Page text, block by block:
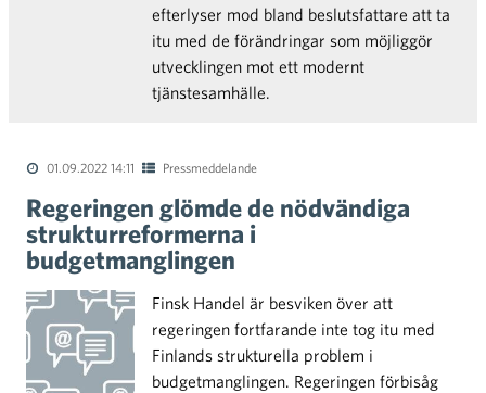
efterlyser mod bland beslutsfattare att ta
itu med de förändringar som möjliggör
utvecklingen mot ett modernt
tjänstesamhälle.
01.09.2022 14:11 Pressmeddelande
Regeringen glömde de nödvändiga
strukturreformerna i
budgetmanglingen
Finsk Handel är besviken över att
regeringen fortfarande inte tog itu med
Finlands strukturella problem i
budgetmanglingen. Regeringen förbisåg